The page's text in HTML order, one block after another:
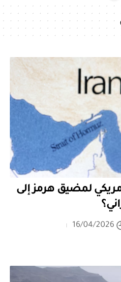
لمضيق هرمز إلى
16/04/2026